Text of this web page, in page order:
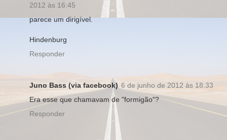
2012 às 16:45
parece um dirigível.
Hindenburg
Responder
Juno Bass (via facebook) 6 de junho de 2012 às 18:33
Era esse que chamavam de "formigão"?
Responder